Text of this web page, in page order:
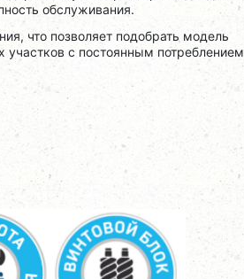
обслуживания.
что позволяет подобрать модель
участков с постоянным потреблением